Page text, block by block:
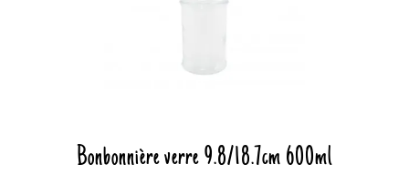
Bonbonnière verre 9.8/18.7cm 600ml